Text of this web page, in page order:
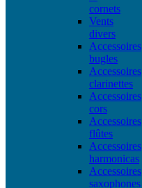
cornets
Vents
divers
Accessoires
bugles
Accessoires
clarinettes
Accessoires
cors
Accessoires
flûtes
Accessoires
harmonicas
Accessoires
saxophones